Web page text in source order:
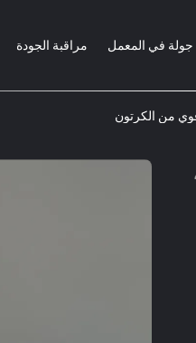
جولة في المعمل مراقبة الجودة
من الكرتون